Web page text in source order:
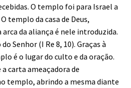
O templo foi para Israel a
templo da casa de Deus,
da aliança é nele introduzida.
Senhor (I Re 8, 10). Graças à
é o lugar do culto e da oração.
a carta ameaçadora de
templo, abrindo a mesma diante